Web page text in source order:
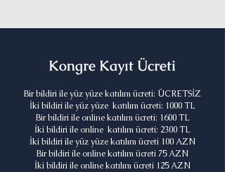
Kongre Kayıt Ücreti
Bir bildiri ile yüz yüze katılım ücreti: ÜCRETSİZ
İki bildiri ile yüz yüze katılım ücreti: 1000 TL
Bir bildiri ile online katılım ücreti: 1600 TL
İki bildiri ile online katılım ücreti: 2300 TL
İki bildiri ile yüz yüze katılım ücreti 100 AZN
Bir bildiri ile online katılım ücreti 75 AZN
İki bildiri ile online katılım ücreti 125 AZN